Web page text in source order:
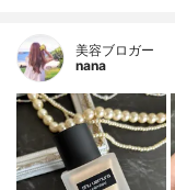
美容ブロガー
nana